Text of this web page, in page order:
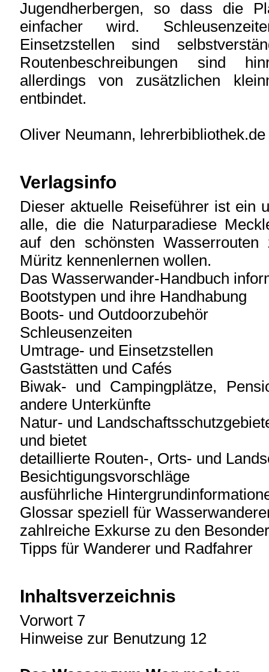
Jugendherbergen, so dass die
einfacher wird.
Einsetzstellen sind
Routenbeschreibungen sind
allerdings von zusätzlichen
entbindet.
Oliver Neumann, lehrerbibliothek.de
Verlagsinfo
Dieser aktuelle Reiseführer ist ein
alle, die die Naturparadiese
auf den schönsten Wasserrouten
Müritz kennenlernen wollen.
Das Wasserwander-Handbuch
Bootstypen und ihre Handhabung
Boots- und Outdoorzubehör
Schleusenzeiten
Umtrage- und Einsetzstellen
Gaststätten und Cafés
Biwak- und Campingplätze,
andere Unterkünfte
Natur- und
und bietet
detaillierte Routen-, Orts- und
Besichtigungsvorschläge
ausführliche
Glossar speziell für
zahlreiche Exkurse zu den
Tipps für Wanderer und Radfahrer
Inhaltsverzeichnis
Vorwort 7
Hinweise zur Benutzung 12